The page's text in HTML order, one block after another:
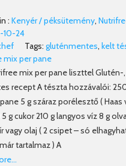
: Kenyér / péksütemény,
10-24
Tags: gluténmentes, kelt
mix per pane
mix per pane liszttel
recept A tészta hozzávalói:
5 g száraz porélesztő ( Haas
g cukor 210 g langyos víz 8 g
vagy olaj ( 2 csipet – só
tartalmaz ) A